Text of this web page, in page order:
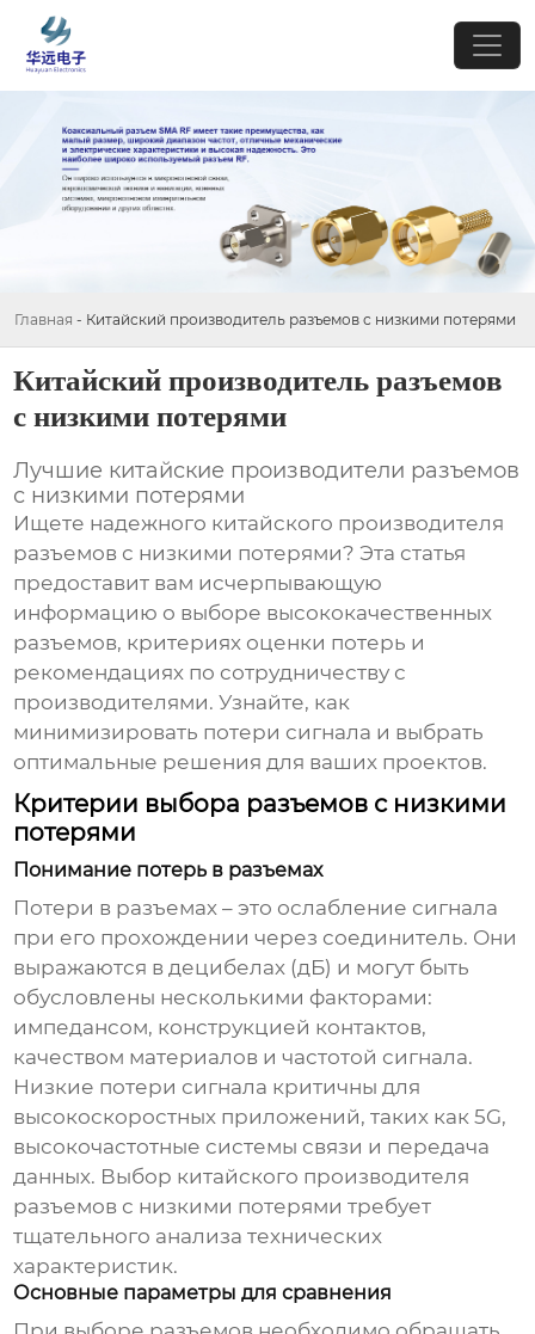
Главная - Китайский производитель разъемов с низкими потерями
Китайский производитель разъемов
с низкими потерями
Лучшие китайские производители разъемов
с низкими потерями
Ищете надежного китайского производителя
разъемов с низкими потерями? Эта статья
предоставит вам исчерпывающую
информацию о выборе высококачественных
разъемов, критериях оценки потерь и
рекомендациях по сотрудничеству с
производителями. Узнайте, как
минимизировать потери сигнала и выбрать
оптимальные решения для ваших проектов.
Критерии выбора разъемов с низкими
потерями
Понимание потерь в разъемах
Потери в разъемах – это ослабление сигнала
при его прохождении через соединитель. Они
выражаются в децибелах (дБ) и могут быть
обусловлены несколькими факторами:
импедансом, конструкцией контактов,
качеством материалов и частотой сигнала.
Низкие потери сигнала критичны для
высокоскоростных приложений, таких как 5G,
высокочастотные системы связи и передача
данных. Выбор китайского производителя
разъемов с низкими потерями требует
тщательного анализа технических
характеристик.
Основные параметры для сравнения